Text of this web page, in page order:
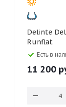
Delinte Delinte 245/45 R18 DH6-RFT 96Y
Runflat
Есть в
11 200